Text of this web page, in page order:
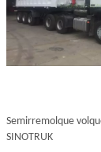
Semirremolque
SINOTRUK